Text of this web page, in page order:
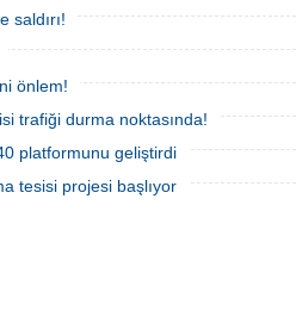
saldırı!
önlem!
trafiği durma noktasında!
platformunu geliştirdi
tesisi projesi başlıyor